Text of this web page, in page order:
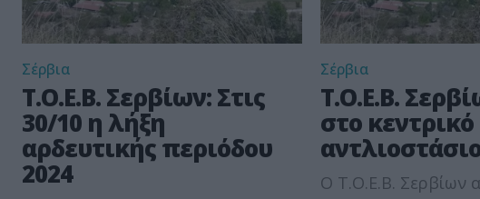
Σέρβια
Τ.Ο.Ε.Β. Σερβίων: Στις
30/10 η λήξη
αρδευτικής περιόδου
2024
Σέρβια
Τ.Ο.Ε.Β.
στο κεντρικό
O Τ.Ο.Ε.Β. Σερβίων